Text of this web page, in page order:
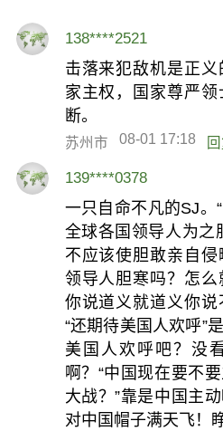
138****2521
击落来犯敌机是正
家主权，国家尊严
断。
苏州市 08-01 17:18
139****0378
一只自命不凡的SJ。
全球各国领导人为之
不应该使胆敢亲自
领导人胆寒吗？怎
你说道义就道义你说
“还期待美国人欢呼”
美国人欢呼吧？没
啊？“中国现在要不
大战？”靠是中国主
对中国帽子满天飞！